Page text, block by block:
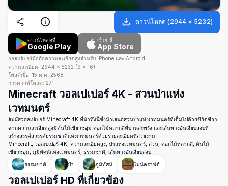
ดาวน์โหลด (2944 × 5232)
ดาวน์โหลดที่
Google Play
เร็วๆ นี้
App Store
วอลเปเปอร์มือถือความละเอียดสูงสำหรับ iPhone และ Android
ความละเอียด: 2944 × 5232 (9 × 16)
โพสต์เมื่อ: 15 ต.ค. 2568
การดาวน์โหลด: 271
Minecraft วอลเปเปอร์ 4K - สวนป่าแห่ง
เวทมนตร์
สัมผัสวอลเปเปอร์ Minecraft 4K ที่น่าทึ่งนี้ซึ่งนำเสนอสวนป่าแห่งเวทมนตร์ที่เต็มไปด้วยชีวิตชีวา
ฉากความละเอียดสูงมีต้นไม้เขียวชอุ่ม ดอกไม้หลากสีที่บานสะพรั่ง และเส้นทางอันเงียบสงบที่
สร้างสรรค์สวรรค์ธรรมชาติแห่งเวทมนตร์ด้วยรายละเอียดที่สวยงาม
Minecraft, วอลเปเปอร์ 4K, ความละเอียดสูง, ป่าแห่งเวทมนตร์, สวน, ดอกไม้หลากสี, ต้นไม้
เขียวชอุ่ม, ภูมิทัศน์แห่งเวทมนตร์, ธรรมชาติ, เส้นทางอันเงียบสงบ
ธรรมชาติ
ป่า ภูมิทัศน์ ไมน์คราฟต์
วอลเปเปอร์ HD ที่เกี่ยวข้อง